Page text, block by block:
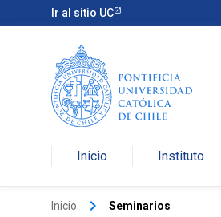
Ir al sitio UC
Inicio Instituto
Inicio keyboard_arrow_right Seminarios